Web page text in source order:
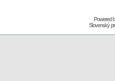
Powered
Slovenský